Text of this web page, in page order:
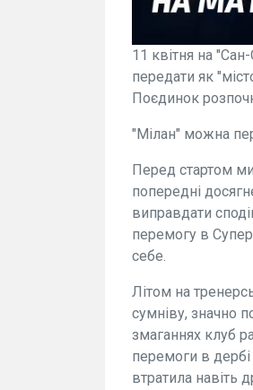
11 квітня на
передати як
Поєдинок
"Мілан" можна
Перед стартом
попередні
виправдати
перемогу в
себе.
Літом на
сумніву, значно
змаганнях клуб
перемоги в
втратила навіть